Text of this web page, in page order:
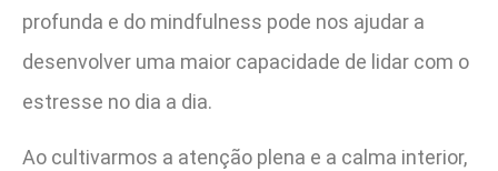
profunda e do mindfulness pode nos ajudar a
desenvolver uma maior capacidade de lidar com o
estresse no dia a dia.
Ao cultivarmos a atenção plena e a calma interior,